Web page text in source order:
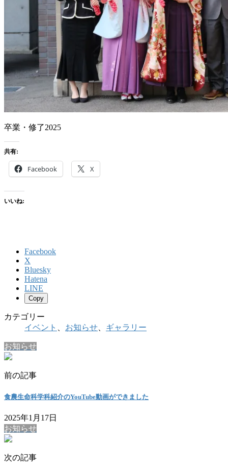
卒業・修了2025
共有:
Facebook X
いいね:
Facebook
X
Bluesky
Hatena
LINE
Copy
カテゴリー
イベント
お知らせ ギャラリー
お知らせ
前の記事
食農生命科学科紹介のYouTube動画ができました
2025年1月17日
お知らせ
次の記事